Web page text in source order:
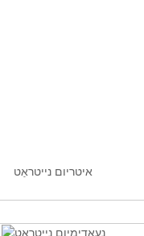
איטריום נייטראַט